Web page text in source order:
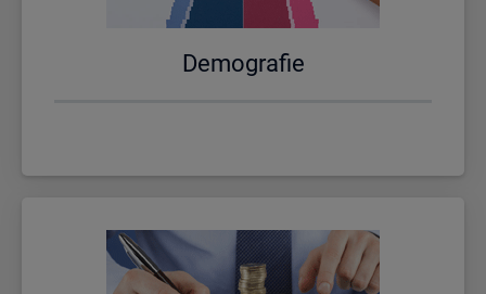
De­mo­gra­fie